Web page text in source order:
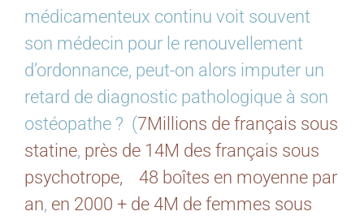
médicamenteux continu voit souvent
son médecin pour le renouvellement
d’ordonnance, peut-on alors imputer un
retard de diagnostic pathologique à son
ostéopathe ? (7Millions de français sous
statine, près de 14M des français sous
psychotrope,
48 boîtes en moyenne par
an, en 2000 + de 4M de femmes sous